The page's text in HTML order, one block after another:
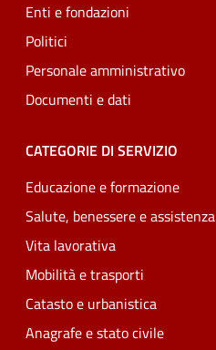
Enti e fondazioni
Politici
Personale amministrativo
Documenti e dati
CATEGORIE DI SERVIZIO
Educazione e formazione
Salute, benessere e assistenza
Vita lavorativa
Mobilità e trasporti
Catasto e urbanistica
Anagrafe e stato civile